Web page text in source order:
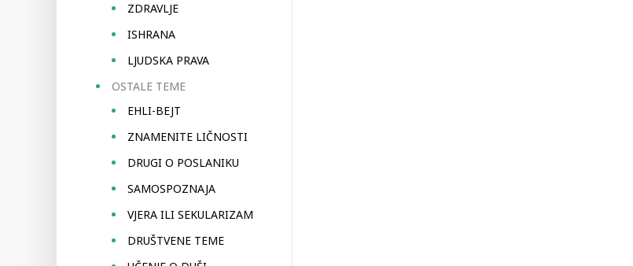
ZDRAVLJE
ISHRANA
LJUDSKA PRAVA
OSTALE TEME
EHLI-BEJT
ZNAMENITE LIČNOSTI
DRUGI O POSLANIKU
SAMOSPOZNAJA
VJERA ILI SEKULARIZAM
DRUŠTVENE TEME